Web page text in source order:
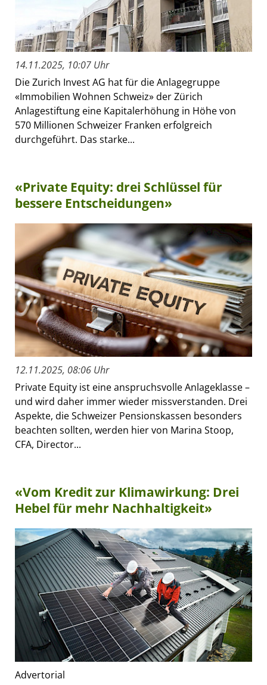
14.11.2025, 10:07 Uhr
Die Zurich Invest AG hat für die Anlagegruppe
«Immobilien Wohnen Schweiz» der Zürich
Anlagestiftung eine Kapitalerhöhung in Höhe von
570 Millionen Schweizer Franken erfolgreich
durchgeführt. Das starke...
«Private Equity: drei Schlüssel für
bessere Entscheidungen»
12.11.2025, 08:06 Uhr
Private Equity ist eine anspruchsvolle Anlageklasse –
und wird daher immer wieder missverstanden. Drei
Aspekte, die Schweizer Pensionskassen besonders
beachten sollten, werden hier von Marina Stoop,
CFA, Director...
«Vom Kredit zur Klimawirkung: Drei
Hebel für mehr Nachhaltigkeit»
Advertorial